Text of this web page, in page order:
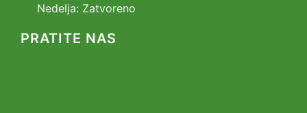
Nedelja: Zatvoreno
PRATITE NAS